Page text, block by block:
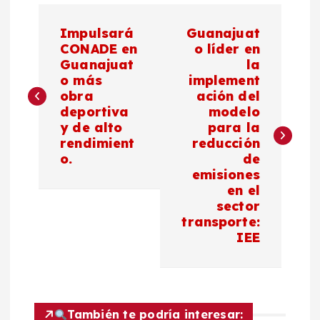
v
ó
Impulsará
CONADE en
Guanajuat
o más
obra
deportiva
y de alto
rendimient
o.
Guanajuat
o líder en
la
implement
ación del
modelo
para la
reducción
de
emisiones
en el
sector
transporte:
IEE
También te podría interesar: